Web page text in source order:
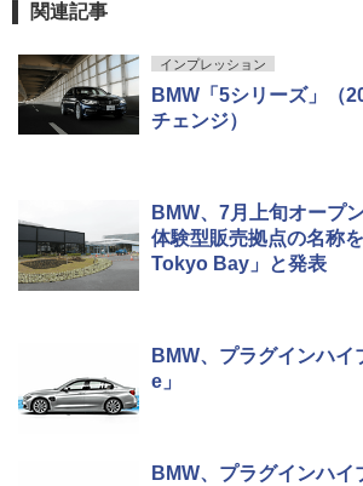
関連記事
インプレッション
BMW「5シリーズ」（
チェンジ）
BMW、7月上旬オープ
体験型販売拠点の名称
Tokyo Bay」と発表
BMW、プラグインハイ
e」
BMW、プラグインハ